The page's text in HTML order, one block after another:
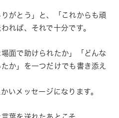
がとう」と、「これからも頑
れば、それで十分です。
面で助けられたか」「どんな
か」を一つだけでも書き添え
いメッセージになります。